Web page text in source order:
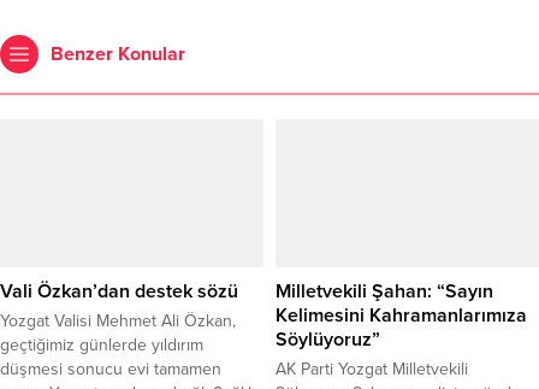
Benzer Konular
Vali Özkan’dan destek sözü
Yozgat Valisi Mehmet Ali Özkan,
geçtiğimiz günlerde yıldırım
düşmesi sonucu evi tamamen
Milletvekili Şahan: “Sayın
Kelimesini Kahramanlarımıza
Söylüyoruz”
AK Parti Yozgat Milletvekili